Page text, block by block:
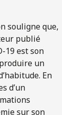
souligne que,
publié
19 est son
un
En
d’un
sur son